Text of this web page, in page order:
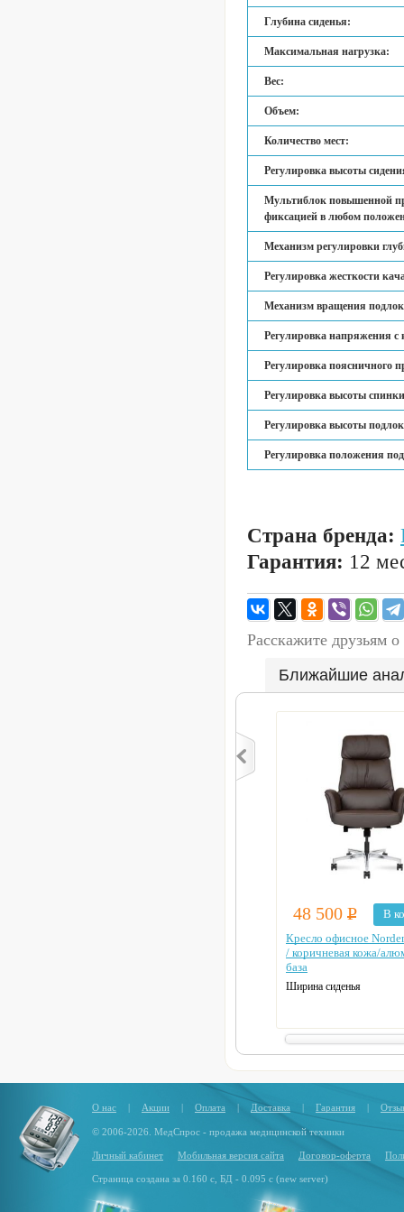
Глубина сиденья:
Максимальная нагрузка:
Вес:
Объем:
Количество мест:
Регулировка высоты
Мультиблок повышенной
фиксацией в любом
Механизм регулировки
Регулировка жесткости
Механизм вращения
Регулировка напряжения с
Регулировка поясничного
Регулировка высоты
Регулировка высоты
Регулировка положения
Страна бренда:
Гарантия: 12
Расскажите друзьям
Ближайшие
48 500 Р
В
Кресло офисное
/ коричневая кожа/
база
Ширина сиденья
49 см
Высота спинки
80 см
Ширина кресла
Глубина кресла
62 см
О нас | Акции | Оплата | Доставка | Гарантия |
© 2006-2026. МедСпрос - продажа медицинской техники
Личный кабинет Мобильная версия сайта Договор-оферта
Страница создана за 0.160 с, БД - 0.095 с (new server)